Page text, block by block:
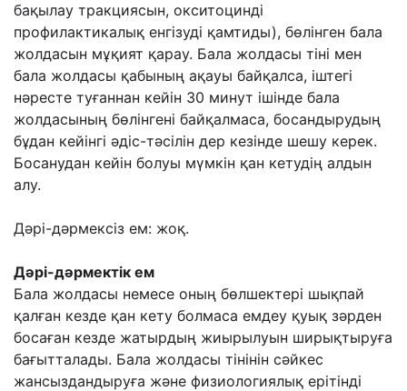
бақылау тракциясын, окситоцинді
профилактикалық енгізуді қамтиды), бөлінген бала
жолдасын мұқият қарау. Бала жолдасы тіні мен
бала жолдасы қабының ақауы байқалса, іштегі
нәресте туғаннан кейін 30 минут ішінде бала
жолдасының бөлінгені байқалмаса, босандырудың
бұдан кейінгі әдіс-тәсілін дер кезінде шешу керек.
Босанудан кейін болуы мүмкін қан кетудің алдын
алу.
Дәрі-дәрмексіз ем: жоқ.
Дәрі-дәрмектік ем
Бала жолдасы немесе оның бөлшектері шықпай
қалған кезде қан кету болмаса емдеу қуық зәрден
босаған кезде жатырдың жиырылуын ширықтыруға
бағытталады. Бала жолдасы тінінін сәйкес
жансыздандыруға және физиологиялық ерітінді